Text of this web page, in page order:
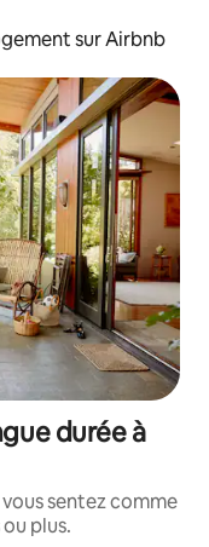
sur Airbnb
durée à
sentez comme
plus.